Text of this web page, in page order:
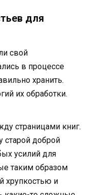
для
свой
в процессе
хранить.
их обработки.
страницами книг.
старой доброй
усилий для
таким образом
хрупкостью и